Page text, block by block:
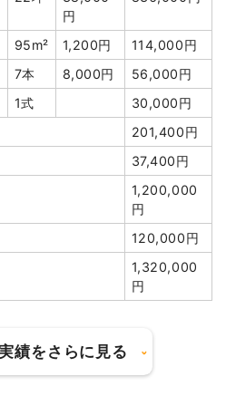
110,000円
39,500円
580,000円
58,000円
638,000円
37坪
117万5,000円
324万5,000円
円
95m² 1,200円
114,000円
7本 8,000円
56,000円
1式
30,000円
201,400円
37,400円
1,200,000
円
120,000円
1,320,000
円
績をさらに見る